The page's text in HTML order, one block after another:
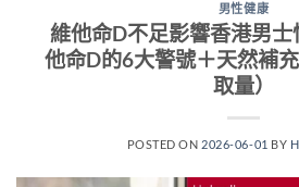
男性健康
維他命D不足影響香港男
他命D的6大警號＋天然補
取量）
POSTED ON 2026-06-01 BY